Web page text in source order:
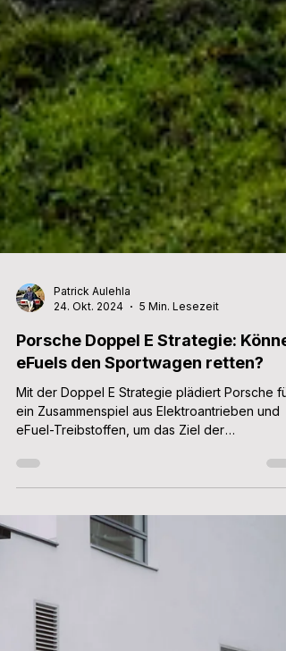
Porsche Doppel E Strategie:
eFuels den Sportwagen retten?
Mit der Doppel E Strategie plädiert Porsche für
ein Zusammenspiel aus Elektroantrieben und
emissionsfrei